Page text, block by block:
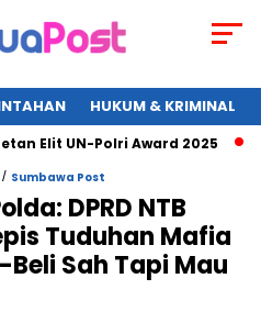
HUKUM & KRIMINAL
UN-Polri Award 2025
/ Sumbawa Post
DPRD NTB
Tuduhan Mafia
Sah Tapi Mau